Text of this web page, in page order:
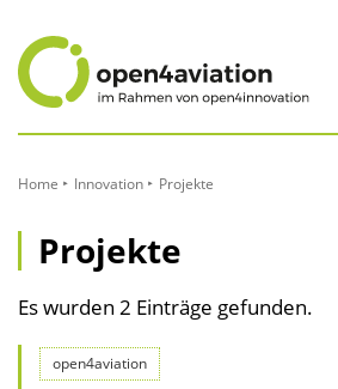
Inhalt
Home Innovation Projekte
Projekte
Es wurden 2 Einträge gefunden.
open4aviation